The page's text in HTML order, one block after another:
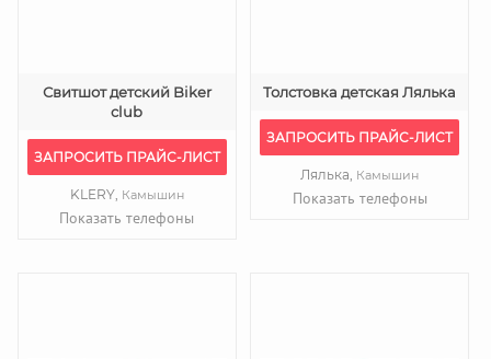
Свитшот детский Biker
club
ЗАПРОСИТЬ ПРАЙС-ЛИСТ
KLERY, Камышин
Показать телефоны
Толстовка детская Лялька
ЗАПРОСИТЬ ПРАЙС-ЛИСТ
Лялька, Камышин
Показать телефоны